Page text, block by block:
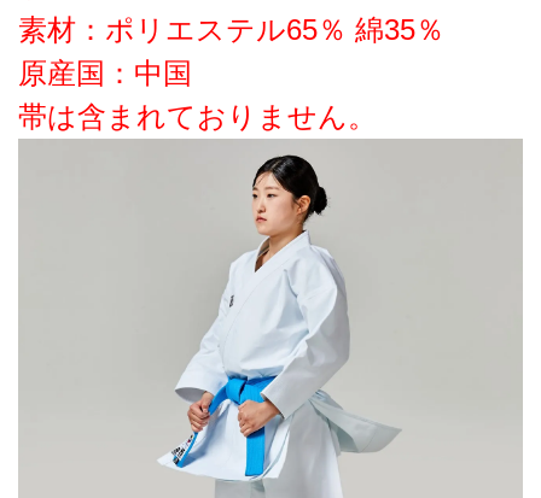
素材：ポリエステル65％ 綿35％
原産国：中国
帯は含まれておりません。